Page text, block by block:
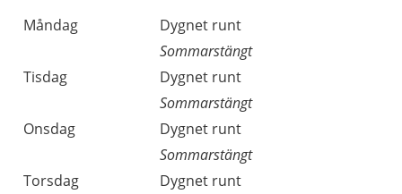
Måndag
Dygnet runt
Sommarstängt
Tisdag
Dygnet runt
Sommarstängt
Onsdag
Dygnet runt
Sommarstängt
Torsdag
Dygnet runt